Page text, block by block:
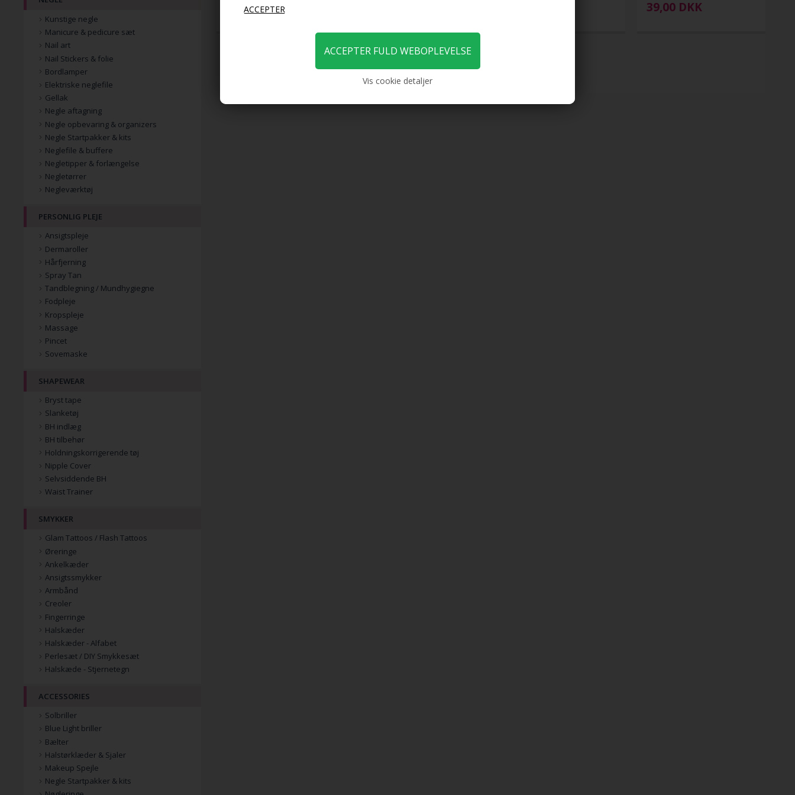
Vis cookie detaljer
2,00DKK 39,00 DKK
Kunstige negle
Manicure & pedicure sæt
Nail art
Nail Stickers & folie
Bordlamper
Elektriske neglefile
Gellak
Negle aftagning
Negle opbevaring & organizers
Negle Startpakker & kits
Neglefile & buffere
Negletipper & forlængelse
Negletørrer
Negleværktøj
PERSONLIG PLEJE
Ansigtspleje
Dermaroller
Hårfjerning
Spray Tan
Tandblegning / Mundhygiegne
Fodpleje
Kropspleje
Massage
Pincet
Sovemaske
SHAPEWEAR
Bryst tape
Slanketøj
BH indlæg
BH tilbehør
Holdningskorrigerende tøj
Nipple Cover
Selvsiddende BH
Waist Trainer
SMYKKER
Glam Tattoos / Flash Tattoos
Øreringe
Ankelkæder
Ansigtssmykker
Armbånd
Creoler
Fingerringe
Halskæder
Halskæder - Alfabet
Perlesæt / DIY Smykkesæt
Halskæde - Stjernetegn
ACCESSORIES
Solbriller
Blue Light briller
Bælter
Halstørklæder & Sjaler
Makeup Spejle
Negle Startpakker & kits